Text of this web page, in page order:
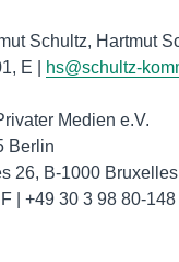
Schultz, Hartmut
E |
hs@schultz-
Medien e.V.
Berlin
26, B-1000
| +49 30 3 98 80-148